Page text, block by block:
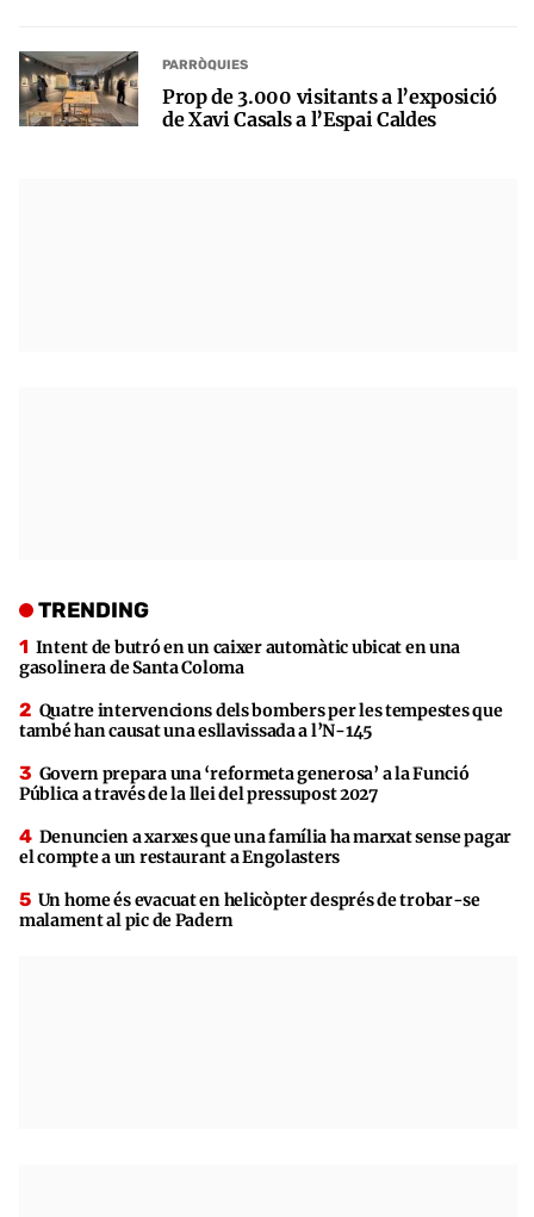
PARRÒQUIES
Prop de 3.000 visitants a l’exposició
de Xavi Casals a l’Espai Caldes
TRENDING
Intent de butró en un caixer automàtic ubicat en una
gasolinera de Santa Coloma
Quatre intervencions dels bombers per les tempestes que
també han causat una esllavissada a l’N-145
Govern prepara una ‘reformeta generosa’ a la Funció
Pública a través de la llei del pressupost 2027
Denuncien a xarxes que una família ha marxat sense pagar
el compte a un restaurant a Engolasters
Un home és evacuat en helicòpter després de trobar-se
malament al pic de Padern